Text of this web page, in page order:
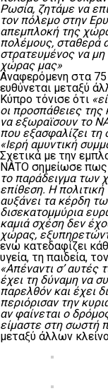
Ρωσία, ζητάμε να
τον πόλεμο στην
απεμπλοκή της
πολέμους, σταθερά
στρατευμένος να
χώρας μας»
Αναφερόμενη στα
ευθύνεται μεταξύ
Κύπρο τόνισε ότι
οι προσπάθειες
να εξωραϊσουν το
που εξασφαλίζει τη
«Ιερή αμυντική
Σχετικά με την
ΝΑΤΟ σημείωσε πως
το παράδειγμα των
επίθεση. Η
αυξάνει τα κέρδη
δισεκατομμύρια
καμιά σχέση δεν
χώρας,
ενώ κατεδαφίζει
υγεία, τη παιδεία,
«Απέναντι σ’ αυτές
έχει τη δύναμη να
παρελθόν και έχει
περιόρισαν την
αν φαίνεται ο
είμαστε στη σωστή
μεταξύ άλλων